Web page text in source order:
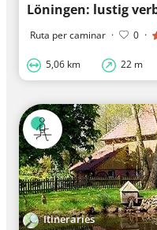
Löningen: lustig
Ruta per caminar · 0 ·
5,06 km 22 m
Itineraries